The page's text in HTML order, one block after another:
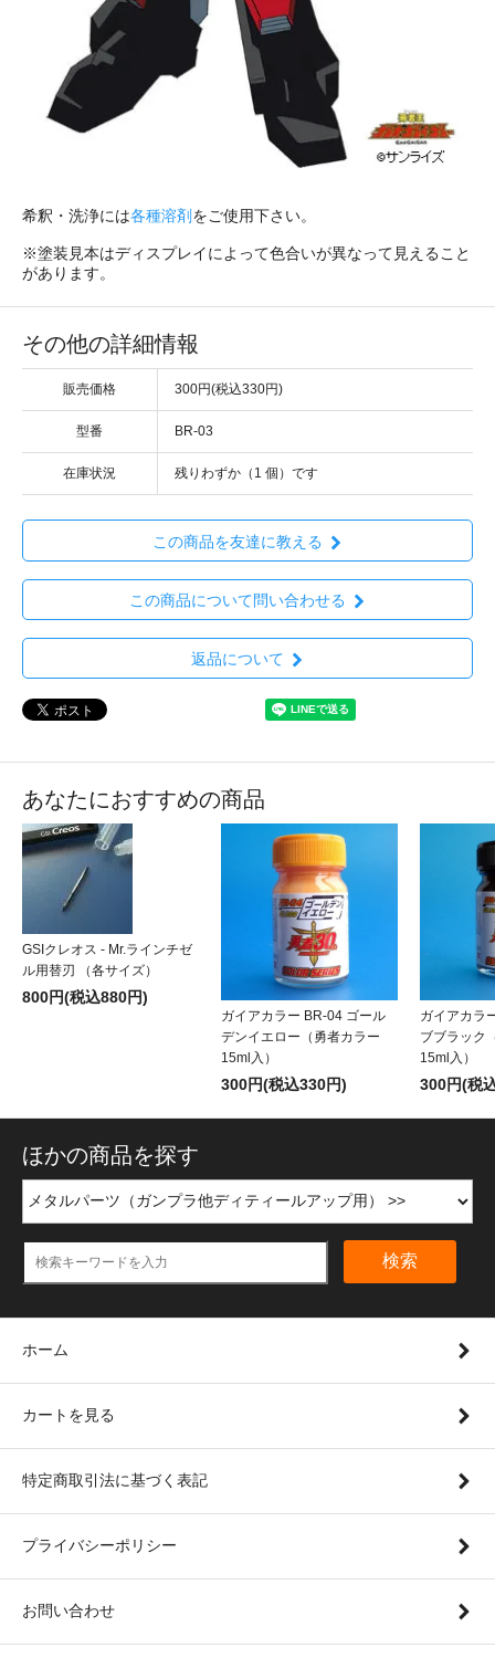
希釈・洗浄には各種溶剤 をご使用下さい。
※塗装見本はディスプレイによって色合いが異なって見えること
があります。
その他の詳細情報
販売価格 300円(税込330円)
型番 BR-03
在庫状況 残りわずか（1 個）です
この商品を友達に教える
この商品について問い合わせる
返品について
あなたにおすすめの商品
GSIクレオス - Mr.ラインチゼ
ル用替刃 （各サイズ）
800円(税込880円)
ガイアカラー BR-04 ゴール
デンイエロー（勇者カラー
15ml入）
300円(税込330円)
ガイアカラ
ブブラック
15ml入）
300円(税
ほかの商品を探す
検索
ホーム
カートを見る
特定商取引法に基づく表記
プライバシーポリシー
お問い合わせ